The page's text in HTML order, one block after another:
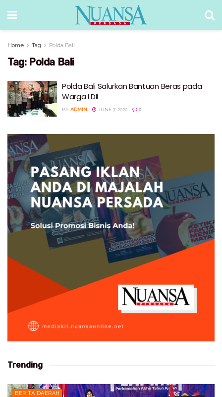
Home Tag Polda Bali
Tag: Polda Bali
Polda Bali Salurkan Bantuan Beras pada
Warga LDII
BY ADMIN JUNE 7, 2020 0
Trending
BERITA DAERAH